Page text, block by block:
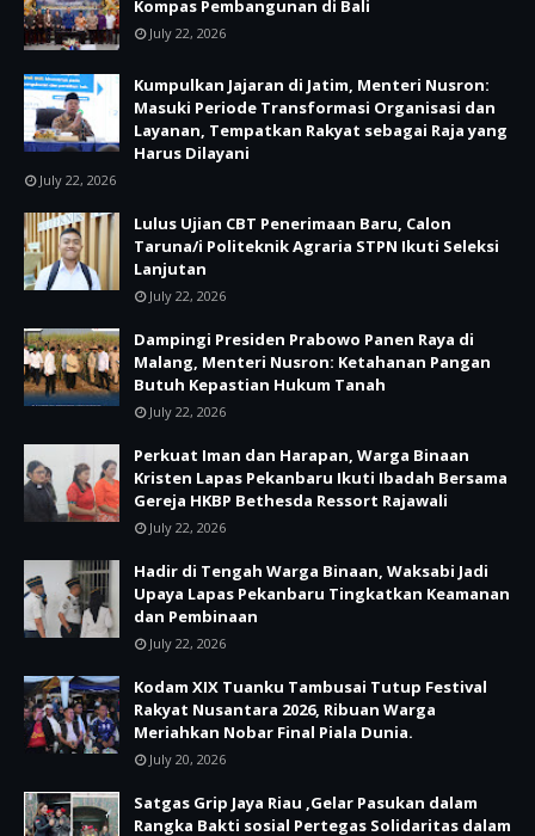
Kompas Pembangunan di Bali
July 22, 2026
Kumpulkan Jajaran di Jatim, Menteri Nusron:
Masuki Periode Transformasi Organisasi dan
Layanan, Tempatkan Rakyat sebagai Raja yang
Harus Dilayani
July 22, 2026
Lulus Ujian CBT Penerimaan Baru, Calon
Taruna/i Politeknik Agraria STPN Ikuti Seleksi
Lanjutan
July 22, 2026
Dampingi Presiden Prabowo Panen Raya di
Malang, Menteri Nusron: Ketahanan Pangan
Butuh Kepastian Hukum Tanah
July 22, 2026
Perkuat Iman dan Harapan, Warga Binaan
Kristen Lapas Pekanbaru Ikuti Ibadah Bersama
Gereja HKBP Bethesda Ressort Rajawali
July 22, 2026
Hadir di Tengah Warga Binaan, Waksabi Jadi
Upaya Lapas Pekanbaru Tingkatkan Keamanan
dan Pembinaan
July 22, 2026
Kodam XIX Tuanku Tambusai Tutup Festival
Rakyat Nusantara 2026, Ribuan Warga
Meriahkan Nobar Final Piala Dunia.
July 20, 2026
Satgas Grip Jaya Riau ,Gelar Pasukan dalam
Rangka Bakti sosial Pertegas Solidaritas dalam